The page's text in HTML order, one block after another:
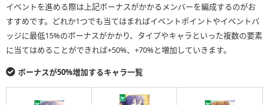
イベントを進める際は上記ボーナスがかかるメンバーを編成するのがお
すすめです。どれか1つでも当てはまればイベントポイントやイベントバ
ッジに最低15%のボーナスがかかり、タイプやキャラといった複数の要素
に当てはめることができれば+50%、+70%と増加していきます。
ボーナスが50%増加するキャラ一覧